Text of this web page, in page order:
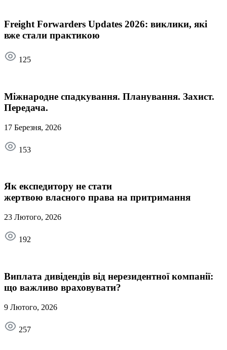
Freight Forwarders Updates 2026: виклики, які
вже стали практикою
125
Міжнародне спадкування. Планування. Захист.
Передача.
17 Березня, 2026
153
Як експедитору не стати
жертвою власного права на притримання
23 Лютого, 2026
192
Виплата дивідендів від нерезидентної компанії:
що важливо враховувати?
9 Лютого, 2026
257